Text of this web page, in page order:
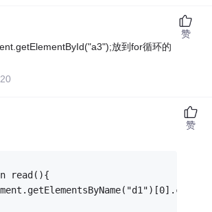
放到for循环的
赞
read(){
赞